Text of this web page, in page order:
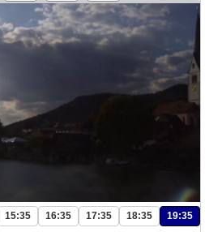
15:35 16:35 17:35 18:35 19:35